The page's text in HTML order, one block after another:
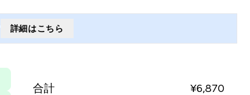
詳細はこちら
合計 ¥6,870‎